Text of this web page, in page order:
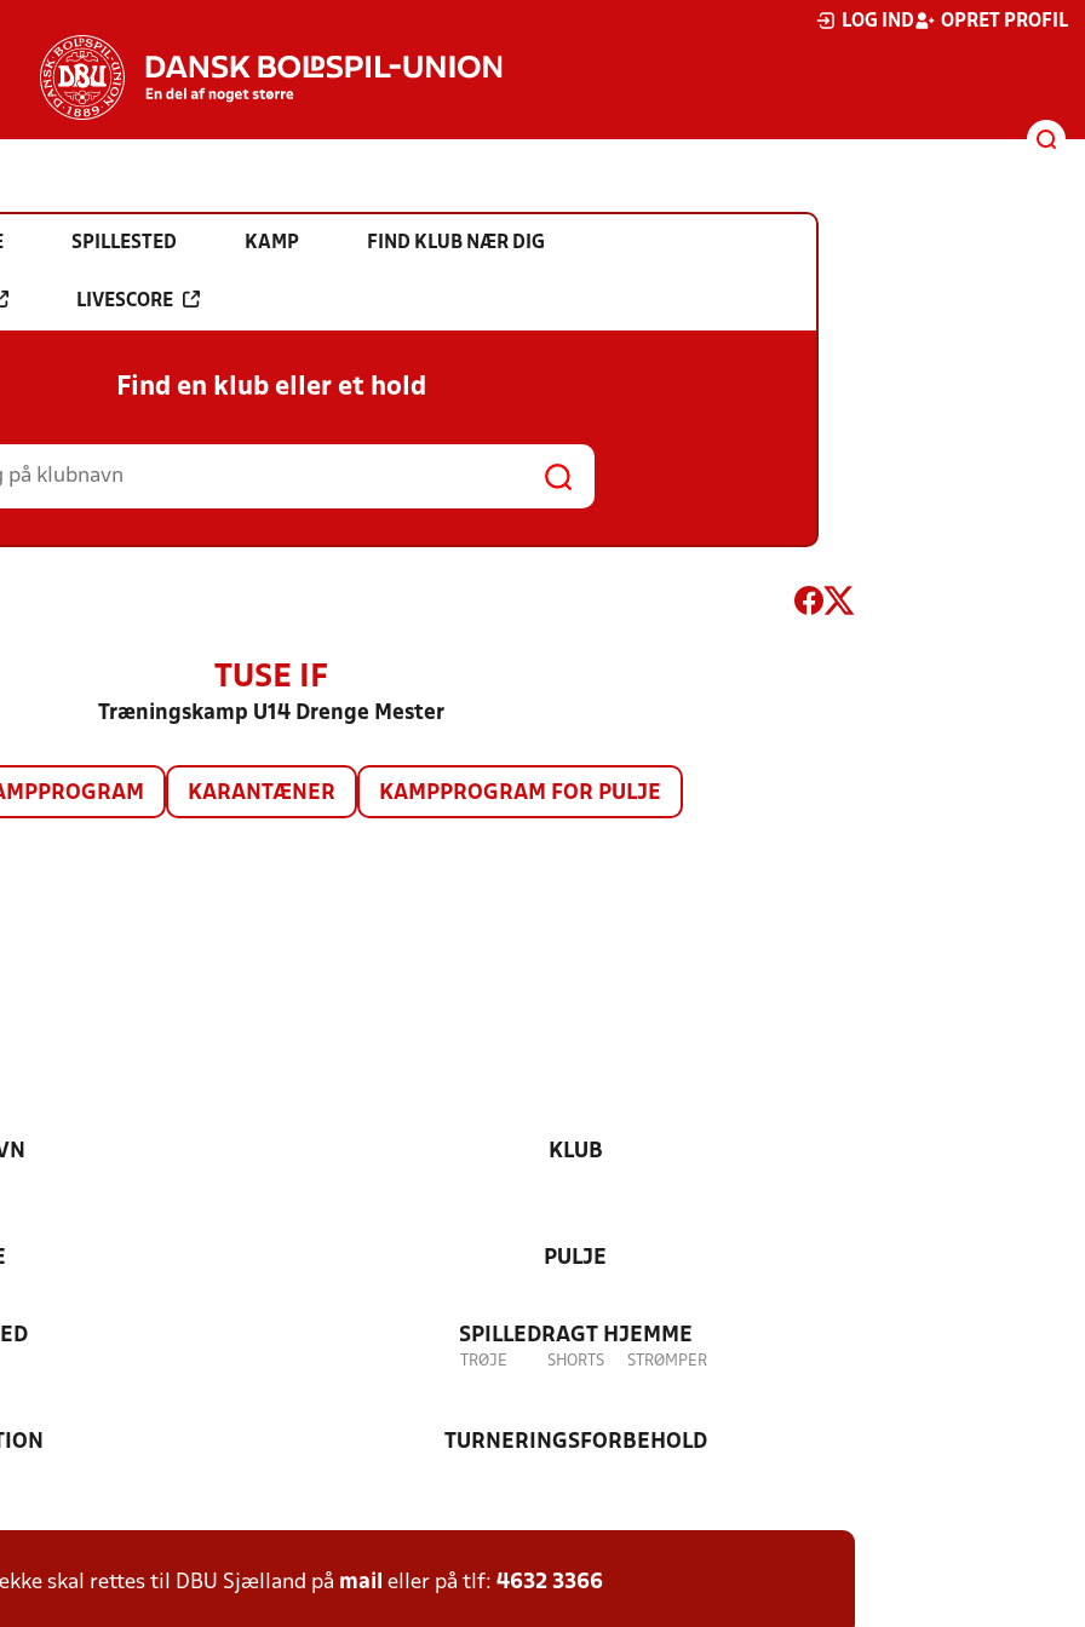
LOG IND OPRET PROFIL
SPILLESTED KAMP FIND KLUB NÆR DIG
LIVESCORE
Find en klub eller et hold
TUSE IF
Træningskamp U14 Drenge Mester
KARANTÆNER KAMPPROGRAM FOR PULJE
KLUB
PULJE
SPILLEDRAGT HJEMME
TRØJE SHORTS STRØMPER
TURNERINGSFORBEHOLD
skal rettes til DBU Sjælland på mail eller på tlf: 4632 3366